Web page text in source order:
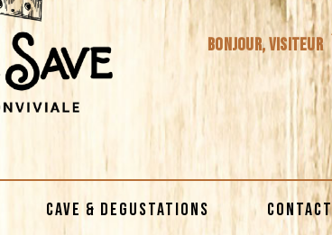
Bonjour,visiteur
CAVE & DEGUSTATIONS CONTACT